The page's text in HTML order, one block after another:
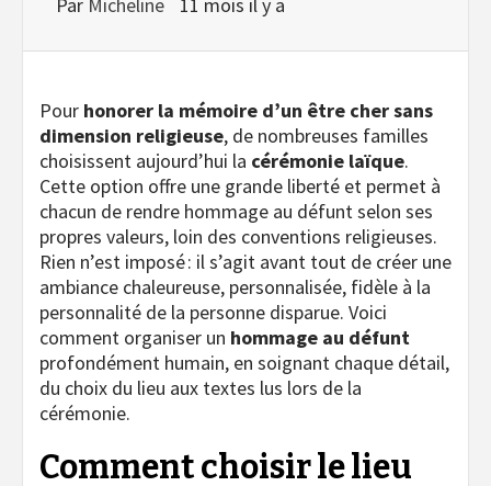
Pour honorer la mémoire d’un être cher sans
dimension religieuse, de nombreuses familles
choisissent aujourd’hui la cérémonie laïque.
Cette option offre une grande liberté et permet à
chacun de rendre hommage au défunt selon ses
propres valeurs, loin des conventions religieuses.
Rien n’est imposé : il s’agit avant tout de créer une
ambiance chaleureuse, personnalisée, fidèle à la
personnalité de la personne disparue. Voici
comment organiser un hommage au défunt
profondément humain, en soignant chaque détail,
du choix du lieu aux textes lus lors de la
cérémonie.
Comment choisir le lieu